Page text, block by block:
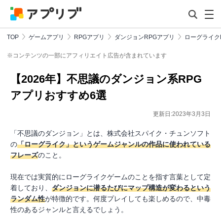
TOP ゲームアプリ RPGアプリ ダンジョンRPGアプリ ローグライ
※コンテンツの一部にアフィリエイト広告が含まれています
【2026年】不思議のダンジョン系RPG
アプリおすすめ6選
更新日:2023年3月3日
「不思議のダンジョン」とは、株式会社スパイク・チュンソフト
の「ローグライク」というゲームジャンルの作品に使われている
フレーズのこと。
現在では実質的にローグライクゲームのことを指す言葉として定
着しており、 ダンジョンに潜るたびにマップ構造が変わるという
ランダム性が特徴的です。何度プレイしても楽しめるので、中毒
性のあるジャンルと言えるでしょう。